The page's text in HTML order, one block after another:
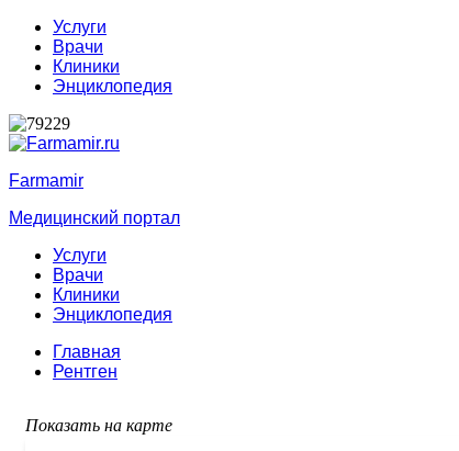
Услуги
Врачи
Клиники
Энциклопедия
Farmamir
Медицинский портал
Услуги
Врачи
Клиники
Энциклопедия
Главная
Рентген
Показать на карте